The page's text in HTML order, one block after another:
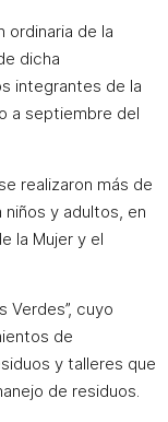
ordinaria de la
dicha
integrantes de la
a septiembre del
realizaron más de
y adultos, en
la Mujer y el
Verdes”, cuyo
de
y talleres que
de residuos.